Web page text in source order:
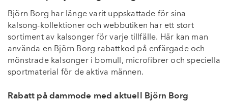
Björn Borg har länge varit uppskattade för sina
kalsong-kollektioner och webbutiken har ett stort
sortiment av kalsonger för varje tillfälle. Här kan man
använda en Björn Borg rabattkod på enfärgade och
mönstrade kalsonger i bomull, microfibrer och speciella
sportmaterial för de aktiva männen.
Rabatt på dammode med aktuell Björn Borg